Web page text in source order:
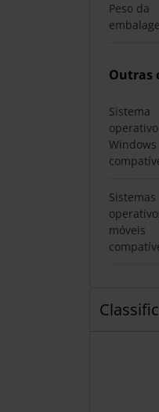
Peso da
Outras
Sistema
operativo
Windows
Sistemas
móveis